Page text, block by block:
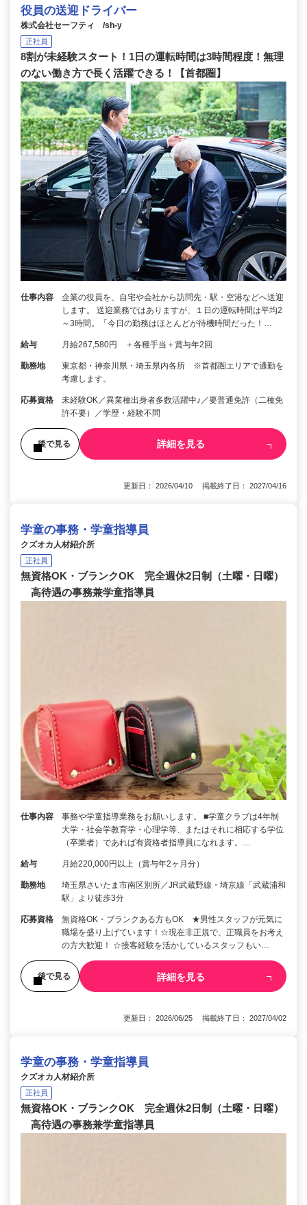
役員の送迎ドライバー
株式会社セーフティ /sh-y
正社員
8割が未経験スタート！1日の運転時間は3時間程度！無理
のない働き方で長く活躍できる！【首都圏】
仕事内容
企業の役員を、自宅や会社から訪問先・駅・空港などへ送迎
します。 送迎業務ではありますが、１日の運転時間は平均2
～3時間。「今日の勤務はほとんどが待機時間だった！…
給与 月給267,580円 ＋各種手当＋賞与年2回
勤務地
東京都・神奈川県・埼玉県内各所 ※首都圏エリアで通勤を
考慮します。
応募資格
未経験OK／異業種出身者多数活躍中♪／要普通免許（二種免
許不要）／学歴・経験不問
後で見る 詳細を見る
更新日： 2026/04/10 掲載終了日： 2027/04/16
学童の事務・学童指導員
クズオカ人材紹介所
正社員
無資格OK・ブランクOK 完全週休2日制（土曜・日曜）
高待遇の事務兼学童指導員
仕事内容
事務や学童指導業務をお願いします。 ■学童クラブは4年制
大学・社会学教育学・心理学等、またはそれに相応する学位
（卒業者）であれば有資格者指導員になれます。…
給与 月給220,000円以上（賞与年2ヶ月分）
勤務地
埼玉県さいたま市南区別所／JR武蔵野線・埼京線「武蔵浦和
駅」より徒歩3分
応募資格
無資格OK・ブランクある方もOK ★男性スタッフが元気に
職場を盛り上げています！☆現在非正規で、正職員をお考え
の方大歓迎！ ☆接客経験を活かしているスタッフもい…
後で見る 詳細を見る
更新日： 2026/06/25 掲載終了日： 2027/04/02
学童の事務・学童指導員
クズオカ人材紹介所
正社員
無資格OK・ブランクOK 完全週休2日制（土曜・日曜）
高待遇の事務兼学童指導員